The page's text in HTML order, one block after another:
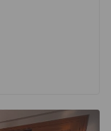
da Charneca -